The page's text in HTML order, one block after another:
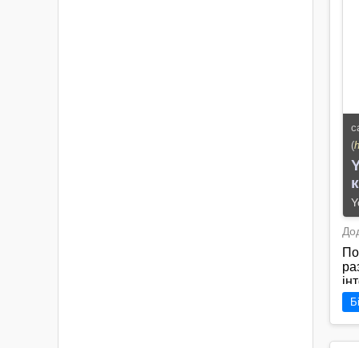
(